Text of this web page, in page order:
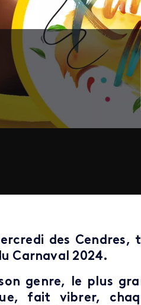
des
Carnaval 2024.
genre, le plus
fait vibrer,